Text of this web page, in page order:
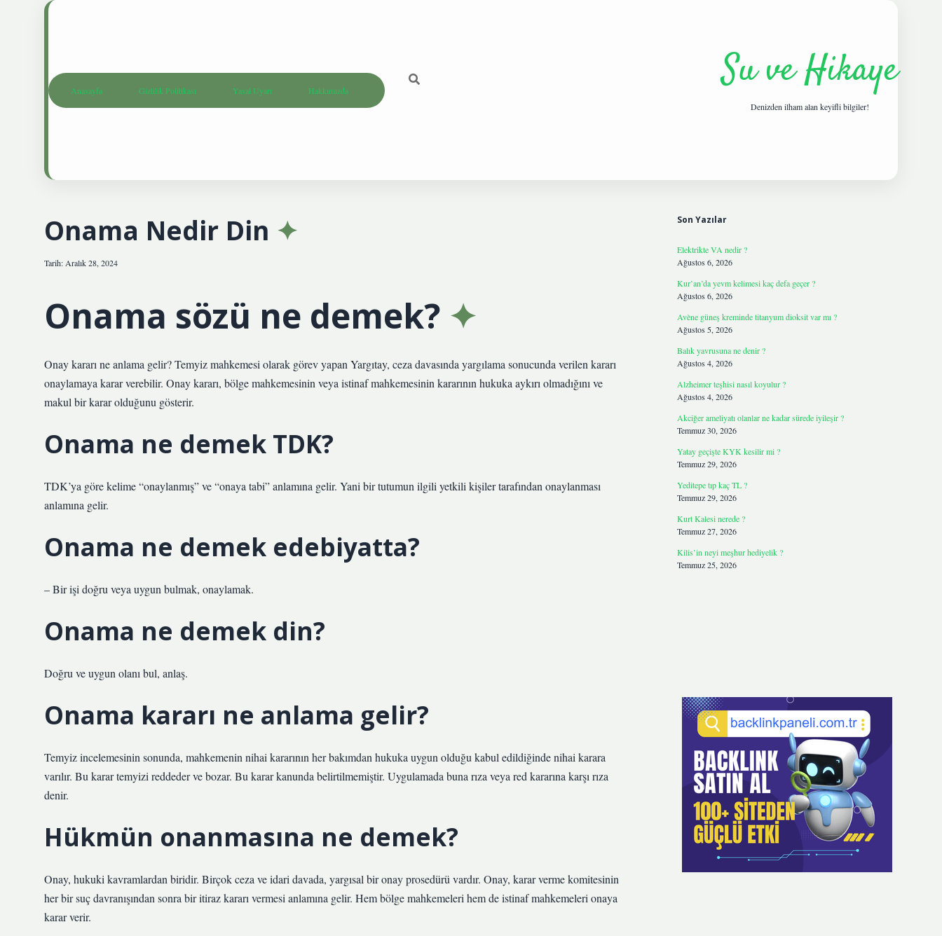
Anasayfa Gizlilik Politikası Yasal Uyarı Hakkımızda Su ve Hikaye
Denizden ilham alan keyifli bilgiler!
Onama Nedir Din
Tarih: Aralık 28, 2024
Onama sözü ne demek?
Onay kararı ne anlama gelir? Temyiz mahkemesi olarak görev yapan Yargıtay, ceza davasında yargılama sonucunda verilen kararı
onaylamaya karar verebilir. Onay kararı, bölge mahkemesinin veya istinaf mahkemesinin kararının hukuka aykırı olmadığını ve
makul bir karar olduğunu gösterir.
Onama ne demek TDK?
TDK’ya göre kelime “onaylanmış” ve “onaya tabi” anlamına gelir. Yani bir tutumun ilgili yetkili kişiler tarafından onaylanması
anlamına gelir.
Onama ne demek edebiyatta?
– Bir işi doğru veya uygun bulmak, onaylamak.
Onama ne demek din?
Doğru ve uygun olanı bul, anlaş.
Onama kararı ne anlama gelir?
Temyiz incelemesinin sonunda, mahkemenin nihai kararının her bakımdan hukuka uygun olduğu kabul edildiğinde nihai karara
varılır. Bu karar temyizi reddeder ve bozar. Bu karar kanunda belirtilmemiştir. Uygulamada buna rıza veya red kararına karşı rıza
denir.
Hükmün onanmasına ne demek?
Onay, hukuki kavramlardan biridir. Birçok ceza ve idari davada, yargısal bir onay prosedürü vardır. Onay, karar verme komitesinin
her bir suç davranışından sonra bir itiraz kararı vermesi anlamına gelir. Hem bölge mahkemeleri hem de istinaf mahkemeleri onaya
karar verir.
Son Yazılar
Elektrikte VA nedir ?
Ağustos 6, 2026
Kur’an’da yevm kelimesi kaç defa geçer ?
Ağustos 6, 2026
Avène güneş kreminde titanyum dioksit var mı ?
Ağustos 5, 2026
Balık yavrusuna ne denir ?
Ağustos 4, 2026
Alzheimer teşhisi nasıl koyulur ?
Ağustos 4, 2026
Akciğer ameliyatı olanlar ne kadar sürede iyileşir ?
Temmuz 30, 2026
Yatay geçişte KYK kesilir mi ?
Temmuz 29, 2026
Yeditepe tıp kaç TL ?
Temmuz 29, 2026
Kurt Kalesi nerede ?
Temmuz 27, 2026
Kilis’in neyi meşhur hediyelik ?
Temmuz 25, 2026